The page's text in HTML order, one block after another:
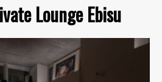
Lounge Ebisu